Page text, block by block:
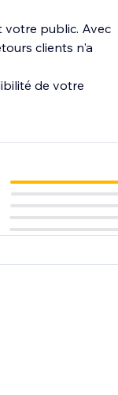
votre public. Avec
clients n'a
de votre